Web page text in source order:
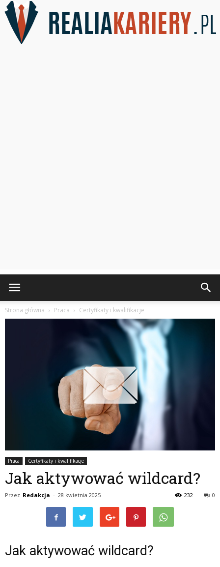
Strona główna Praca Certyfikaty i kwalifikacje
Praca Certyfikaty i kwalifikacje
Jak aktywować wildcard?
Przez Redakcja - 28 kwietnia 2025 0
232
Jak aktywować wildcard?